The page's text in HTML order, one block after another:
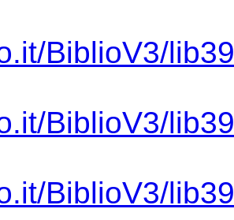
BiblioV3/
BiblioV3/
BiblioV3/